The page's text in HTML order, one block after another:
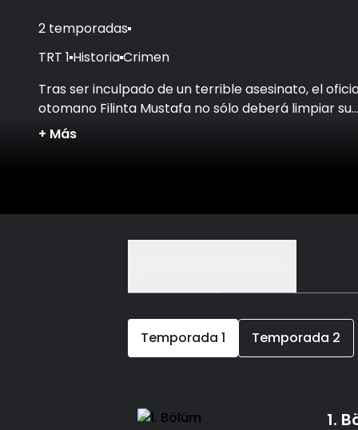
2 temporadas
TRT 1 HistoriaCrimen
Tras ser inculpado de un terrible asesinato, el
otomano Filinta Mustafa no sólo deberá limpiar su
nombre, sino también resolver una serie de
+ Más
Temporada 1 Temporada 2
1.